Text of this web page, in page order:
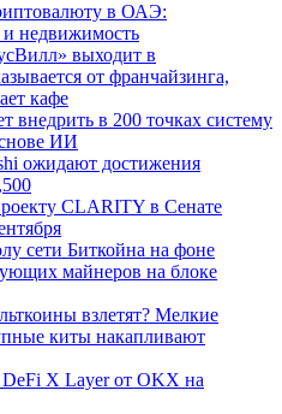
в ОАЭ:
недвижимость
выходит в
от франчайзинга,
кафе
внедрить в 200 точках систему
ИИ
ожидают достижения
CLARITY в Сенате
сети Биткойна на фоне
майнеров на блоке
взлетят? Мелкие
киты накапливают
X Layer от OKX на